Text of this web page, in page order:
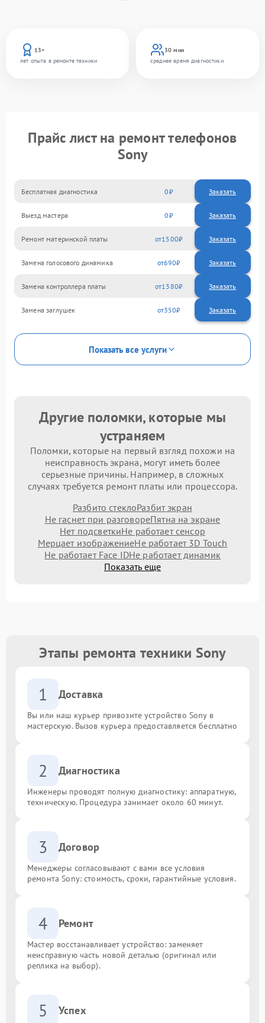
13+
лет опыта в ремонте техники
30 мин
среднее время диагностики
Прайс лист на ремонт телефонов
Sony
Бесплатная диагностика 0 Заказать
Выезд мастера 0 Заказать
Ремонт материнской платы 1500
Замена голосового динамика 690
Замена контроллера платы 1380
Замена заглушек 350
Показать все услуги
Другие поломки, которые мы
устраняем
Поломки, которые на первый взгляд похожи на
неисправность экрана, могут иметь более
серьезные причины. Например, в сложных
случаях требуется ремонт платы или процессора.
Разбито стеклоРазбит экран
Не гаснет при разговореПятна на экране
Нет подсветкиНе работает сенсор
Мерцает изображениеНе работает 3D Touch
Не работает Face IDНе работает динамик
Показать еще
Этапы ремонта техники Sony
1 Доставка
Вы или наш курьер привозите устройство Sony в
мастерскую. Вызов курьера предоставляется бесплатно
2 Диагностика
Инженеры проводят полную диагностику: аппаратную,
техническую. Процедура занимает около 60 минут.
3 Договор
Менеджеры согласовывают с вами все условия
ремонта Sony: стоимость, сроки, гарантийные условия.
4 Ремонт
Мастер восстанавливает устройство: заменяет
неисправную часть новой деталью (оригинал или
реплика на выбор).
5 Успех